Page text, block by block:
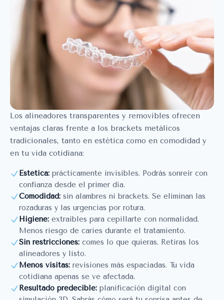
Los alineadores transparentes y removibles ofrecen
ventajas claras frente a los brackets metálicos
tradicionales, tanto en estética como en comodidad y
en tu vida cotidiana:
Estética: prácticamente invisibles. Podrás sonreír con
confianza desde el primer día.
Comodidad: sin alambres ni brackets. Se eliminan las
rozaduras y las urgencias por rotura.
Higiene: extraíbles para cepillarte con normalidad.
Menos riesgo de caries durante el tratamiento.
Sin restricciones: comes lo que quieras. Retiras los
alineadores y listo.
Menos visitas: revisiones más espaciadas. Tu vida
cotidiana apenas se ve afectada.
Resultado predecible: planificación digital con